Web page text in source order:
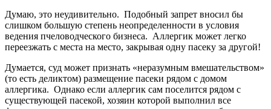
Думаю, это неудивительно. Подобный запрет вносил бы
слишком большую степень неопределенности в условия
ведения пчеловодческого бизнеса. Аллергик может легко
переезжать с места на место, закрывая одну пасеку за другой!
Думается, суд может признать «неразумным вмешательством»
(то есть деликтом) размещение пасеки рядом с домом
аллергика. Однако если аллергик сам поселится рядом с
существующей пасекой, хозяин которой выполнил все